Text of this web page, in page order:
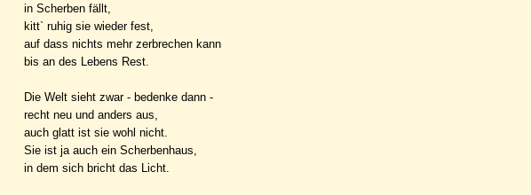
in Scherben fällt,
kitt` ruhig sie wieder fest,
auf dass nichts mehr zerbrechen kann
bis an des Lebens Rest.
Die Welt sieht zwar - bedenke dann -
recht neu und anders aus,
auch glatt ist sie wohl nicht.
Sie ist ja auch ein Scherbenhaus,
in dem sich bricht das Licht.